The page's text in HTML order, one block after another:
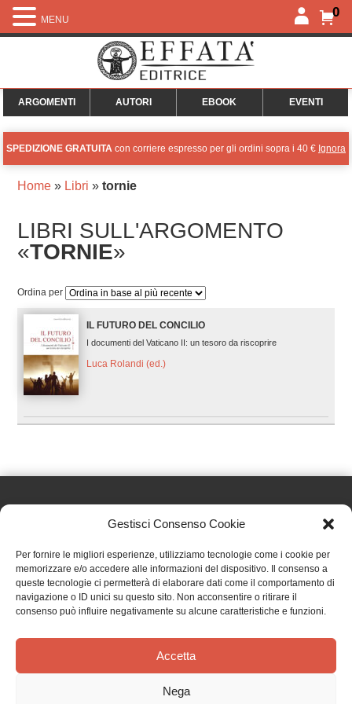
Gestisci Consenso Cookie
Per fornire le migliori esperienze, utilizziamo tecnologie come i cookie per
memorizzare e/o accedere alle informazioni del dispositivo. Il consenso a
queste tecnologie ci permetterà di elaborare dati come il comportamento di
navigazione o ID unici su questo sito. Non acconsentire o ritirare il
consenso può influire negativamente su alcune caratteristiche e funzioni.
Accetta
Nega
0
ARGOMENTI AUTORI EBOOK EVENTI
SPEDIZIONE GRATUITA con corriere espresso per gli ordini sopra i 40 € Ignora
Home» Libri » tornie
LIBRI SULL'ARGOMENTO
«TORNIE»
Ordina per
IL FUTURO DEL CONCILIO
I documenti del Vaticano II: un tesoro da riscoprire
Luca Rolandi (ed.)
Effatà Editrice di Pellegrino Paolo SAS
C.F. e P.IVA 09655250018
Via Tre Denti, 1 - 10060 Cantalupa (TO)
Telefono: (+39) 0121 353452 - Fax: (+39) 0121 353839
TERMINI E CONDIZIONI
MENU